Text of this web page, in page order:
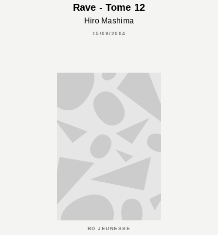
Rave - Tome 12
Hiro Mashima
15/09/2004
BD JEUNESSE